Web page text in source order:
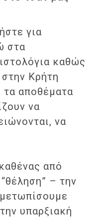
για
στα
καθώς
Κρήτη
τα αποθέματα
να
να
από
– την
υπαρξιακή